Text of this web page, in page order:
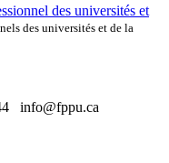
des universités et
des universités et de la
info@fppu.ca